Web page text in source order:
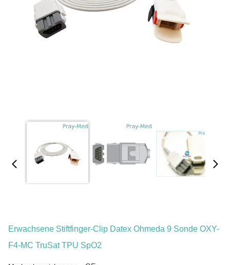
Erwachsene Stiftfinger-Clip Datex Ohmeda 9 Sonde OXY-
F4-MC TruSat TPU SpO2